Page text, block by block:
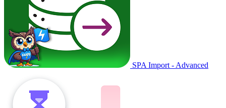
SPA Import - Advanced